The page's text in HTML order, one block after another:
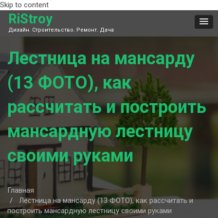
Skip to content
RiStroy
Дизайн. Строительство. Ремонт. Дача
Лестница на мансарду
(13 ФОТО), как
рассчитать и построить
мансардную лестницу
своими руками
Главная
Лестница на мансарду (13 ФОТО), как рассчитать и
построить мансардную лестницу своими руками